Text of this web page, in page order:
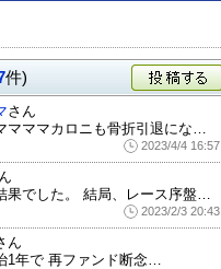
件)
投稿する
さん
大井のママママカロニも骨折引退になってし...
2023/4/4 16:57
残念な結果でした。 結局、レース序盤の...
2023/2/3 20:43
ん
1年で 再ファンド断念…